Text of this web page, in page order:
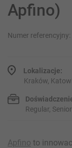
Apfino)
Numer
Lokalizacje:
Kraków,
Regular, Senior
Apfino to